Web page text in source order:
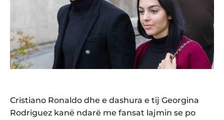
Cristiano Ronaldo dhe e dashura e tij Georgina
Rodriguez kanë ndarë me fansat lajmin se po